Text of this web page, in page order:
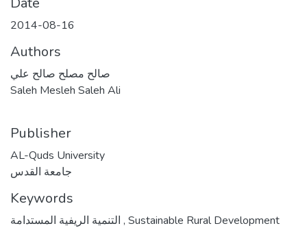
2014-08-16
Authors
صالح مصلح صالح علي
Saleh Mesleh Saleh Ali
Publisher
AL-Quds University
جامعة القدس
Keywords
, Sustainable Rural Development